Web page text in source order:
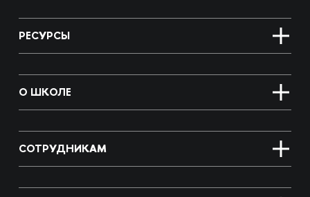
РЕСУРСЫ
О ШКОЛЕ
СОТРУДНИКАМ